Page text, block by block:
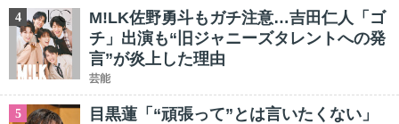
4
M!LK佐野勇斗もガチ注意…吉田仁人「ゴ
チ」出演も“旧ジャニーズタレントへの発
言”が炎上した理由
芸能
5
目黒蓮「“頑張って”とは言いたくない」